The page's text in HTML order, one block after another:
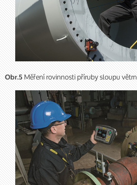
Obr.5Měření rovinnosti příruby sloupu